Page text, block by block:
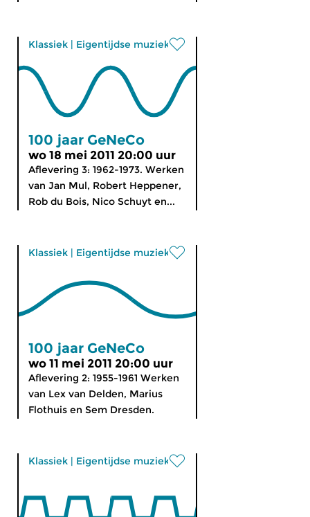
Klassiek | Eigentijdse muziek
100 jaar GeNeCo
wo 18 mei 2011 20:00 uur
Aflevering 3: 1962-1973. Werken
van Jan Mul, Robert Heppener,
Rob du Bois, Nico Schuyt en...
Klassiek | Eigentijdse muziek
100 jaar GeNeCo
wo 11 mei 2011 20:00 uur
Aflevering 2: 1955-1961 Werken
van Lex van Delden, Marius
Flothuis en Sem Dresden.
Klassiek | Eigentijdse muziek